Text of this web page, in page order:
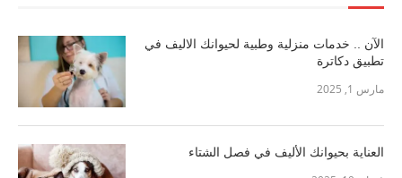
الآن .. خدمات منزلية وطبية لحيوانك الاليف في
تطبيق دكاترة
مارس 1, 2025
العناية بحيوانك الأليف في فصل الشتاء